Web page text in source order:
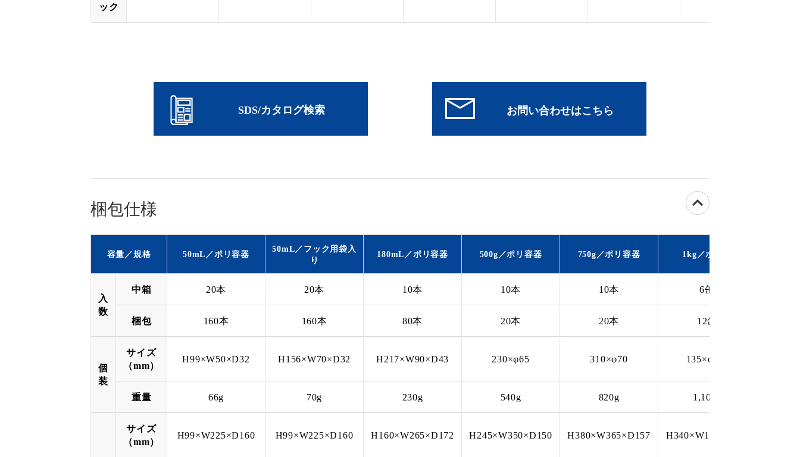
ック
SDS/カタログ検索
梱包仕様
容量／規格 50mL／ポリ容器
50mL／フック用袋入
り
180mL／ポリ容器 500g／ポリ容器 750g／ポリ容器 1kg／ポリ缶
入
数
中箱 20本 20本 10本 10本 10本 6缶
梱包 160本 160本 80本 20本 20本 12缶
個
装
サイズ
（mm）
H99×W50×D32 H156×W70×D32 H217×W90×D43 230×φ65 310×φ70 135×φ110
重量 66g 70g 230g 540g 820g 1,100g
サイズ
（mm）
H99×W225×D160 H99×W225×D160 H160×W265×D172 H245×W350×D150 H380×W365×D157 H340×W115×D286